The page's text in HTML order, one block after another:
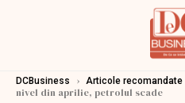
DCBusiness › Articole recomandate
nivel din aprilie, petrolul scade